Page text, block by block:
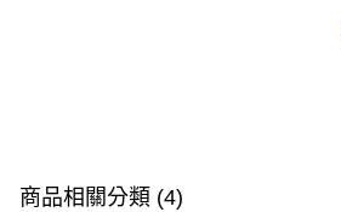
商品相關分類 (4)